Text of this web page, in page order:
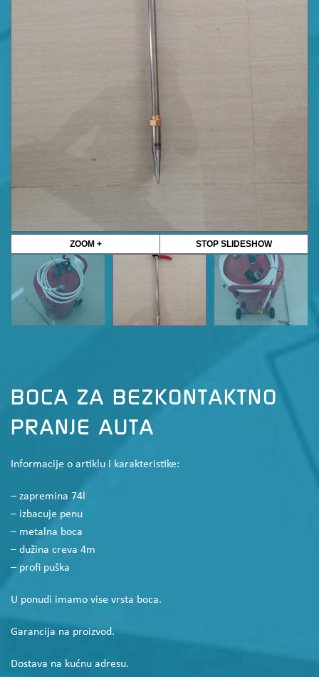
ZOOM + STOP SLIDESHOW
BOCA ZA BEZKONTAKTNO
PRANJE AUTA
Informacije o artiklu i karakteristike:
– zapremina 74l
– izbacuje penu
– metalna boca
– dužina creva 4m
– profi puška
U ponudi imamo vise vrsta boca.
Garancija na proizvod.
Dostava na kućnu adresu.